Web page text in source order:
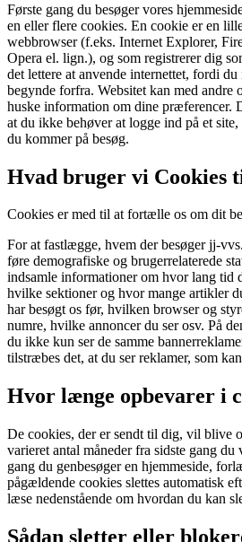
Første gang du besøger vores
en eller flere cookies. En cookie er en
webbrowser (f.eks. Internet Explorer,
Opera el. lign.), og som registrerer dig
det lettere at anvende internettet, fordi
begynde forfra. Websitet kan med andre
huske information om dine præferencer.
at du ikke behøver at logge ind på et
du kommer på besøg.
Hvad bruger vi Cookies
Cookies er med til at fortælle os om dit
For at fastlægge, hvem der besøger jj-
føre demografiske og brugerrelaterede
indsamle informationer om hvor lang tid
hvilke sektioner og hvor mange artikler
har besøgt os før, hvilken browser og
numre, hvilke annoncer du ser osv. På
du ikke kun ser de samme
tilstræbes det, at du ser reklamer, som
Hvor længe opbevarer i
De cookies, der er sendt til dig, vil blive
varieret antal måneder fra sidste gang
gang du genbesøger en hjemmeside,
pågældende cookies slettes automatisk
læse nedenstående om hvordan du kan
Sådan sletter eller